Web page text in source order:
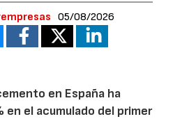
05/08/2026
en España ha
en el acumulado del primer